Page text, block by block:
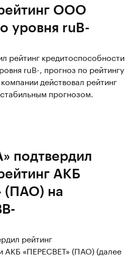
ООО
уровня ruB-
рейтинг кредитоспособности
ruB-, прогноз по рейтингу
действовал рейтинг
прогнозом.
подтвердил
АКБ
(ПАО) на
рейтинг
АКБ «ПЕРЕСВЕТ» (ПАО) (далее